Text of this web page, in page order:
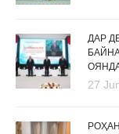
ДАР
27